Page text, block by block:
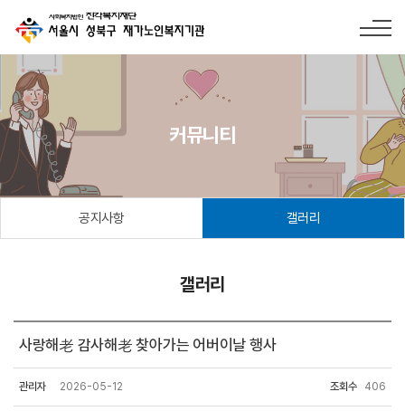
커뮤니티
공지사항 갤러리
갤러리
사랑해老 감사해老 찾아가는 어버이날 행사
관리자 2026-05-12 조회수 406